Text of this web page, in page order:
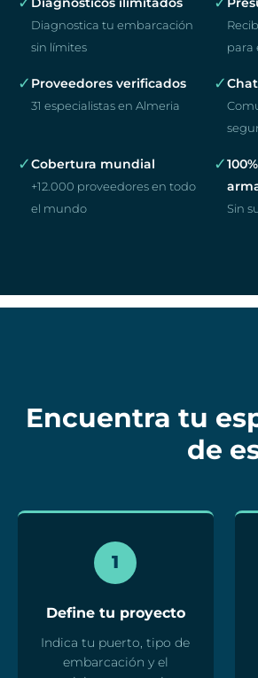
Diagnostica tu embarcación
sin límites
para
✓ Proveedores verificados
31 especialistas en Almeria
✓
✓Cobertura mundial
+12.000 proveedores en todo
el mundo
✓
Sin
Encuentra tu
de
1
Define tu proyecto
Indica tu puerto, tipo de
embarcación y el